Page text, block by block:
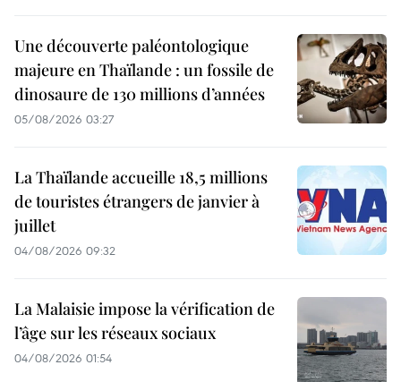
Une découverte paléontologique
majeure en Thaïlande : un fossile de
dinosaure de 130 millions d’années
05/08/2026 03:27
La Thaïlande accueille 18,5 millions
de touristes étrangers de janvier à
juillet
04/08/2026 09:32
La Malaisie impose la vérification de
l’âge sur les réseaux sociaux
04/08/2026 01:54